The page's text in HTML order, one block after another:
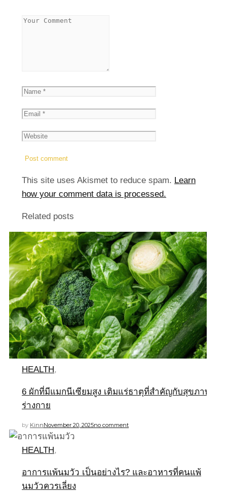
This site uses Akismet to reduce spam. Learn
how your comment data is processed.
Related posts
HEALTH,
6 ผักที่มีแมกนีเซียมสูง เติมแร่ธาตุที่สำคัญกับสุขภาพ
ร่างกาย
by KinnNovember 20, 2025no comment
HEALTH,
อาการแพ้นมวัว เป็นอย่างไร? และอาหารที่คนแพ้
นมวัวควรเลี่ยง